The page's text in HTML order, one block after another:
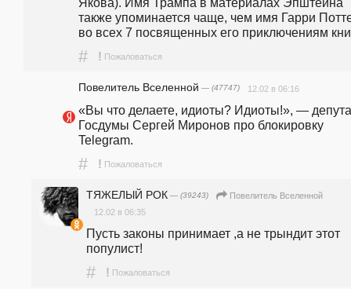
также упоминается чаще, чем имя Гарри
во всех 7 посвященных его приключениям
# ! Пожаловаться
Повелитель Вселенной — (47747) 12.02 в 06:16
«Вы что делаете, идиоты? Идиоты!», —
Госдумы Сергей Миронов про блокировку
Telegram.
# ! Пожаловаться
ТЯЖЕЛЫЙ РОК — (39243)
Повелитель Вселенной
12.02 в 06:35
Пусть законы принимает ,а не трындит этот
популист!
# ! Пожаловаться